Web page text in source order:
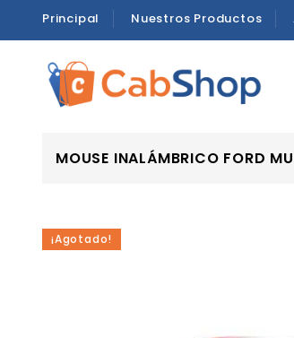
Principal Nuestros Productos
MOUSE INALÁMBRICO FORD
¡Agotado!